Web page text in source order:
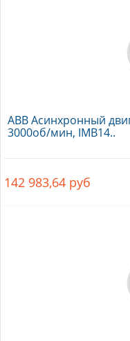
ABB Асинхронный
3000об/мин, IMB14..
142 983,64 руб